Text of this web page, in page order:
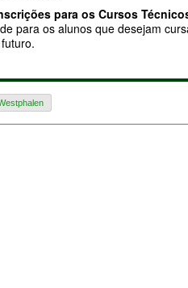
para os Cursos
para os alunos que desejam